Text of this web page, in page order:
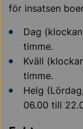
för insatsen
Dag
timme.
Kväll
timme.
Helg
06.00 till